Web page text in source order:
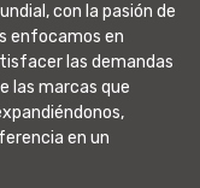
con la pasión de
enfocamos en
las demandas
las marcas que
en un